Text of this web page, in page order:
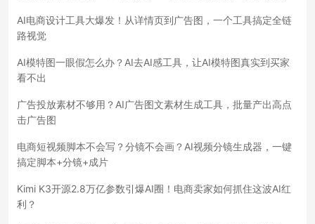
AI电商设计工具大爆发！从详情页到广告图，一个工具搞定全链
路视觉
AI模特图一眼假怎么办？AI去AI感工具，让AI模特图真实到买家
看不出
广告投放素材不够用？AI广告图文素材生成工具，批量产出高点
击广告图
电商短视频脚本不会写？分镜不会画？AI视频分镜生成器，一键
搞定脚本+分镜+成片
Kimi K3开源2.8万亿参数引爆AI圈！电商卖家如何抓住这波AI红
利？